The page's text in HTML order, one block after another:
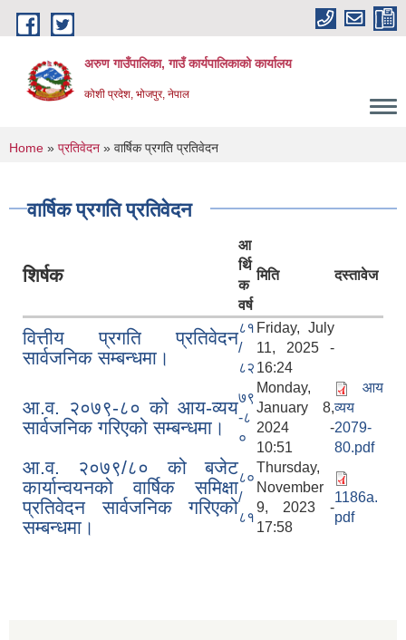
Skip to main content
अरुण गाउँपालिका, गाउँ कार्यपालिकाको कार्यालय
कोशी प्रदेश, भोजपुर, नेपाल
You are here
Home » प्रतिवेदन » वार्षिक प्रगति प्रतिवेदन
वार्षिक प्रगति प्रतिवेदन
शिर्षक
आ
र्थि
क
वर्ष
मिति दस्तावेज
वित्तीय प्रगति प्रतिवेदन
सार्वजनिक सम्बन्धमा।
८१
/
८२
Friday, July
11, 2025 -
16:24
आ.व. २०७९-८० को आय-व्यय
सार्वजनिक गरिएको सम्बन्धमा।
७९
-८
०
Monday,
January 8,
2024 -
10:51
आय
व्यय
2079-
80.pdf
आ.व. २०७९/८० को बजेट
कार्यान्वयनको वार्षिक समिक्षा
प्रतिवेदन सार्वजनिक गरिएको
सम्बन्धमा।
८०
/
८१
Thursday,
November
9, 2023 -
17:58
1186a.
pdf